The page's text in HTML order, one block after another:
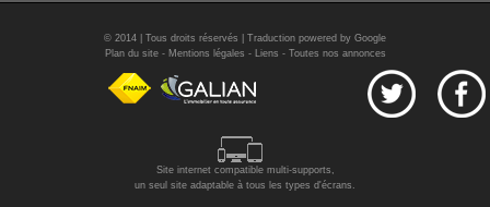
© 2014 | Tous droits réservés | Traduction powered by Google
Plan du site- Mentions légales - Liens - Toutes nos annonces
Site internet compatible multi-supports,
un seul site adaptable à tous les types d'écrans.